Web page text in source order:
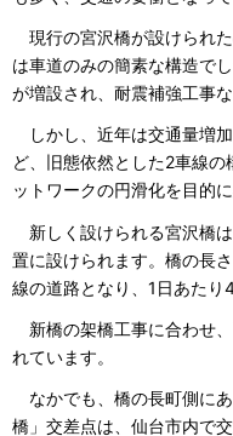
現行の宮沢橋が設けられ
は車道のみの簡素な構造で
が増設され、耐震補強工事
しかし、近年は交通量増
ど、旧態依然とした2車線
ットワークの円滑化を目的
新しく設けられる宮沢橋
置に設けられます。橋の長
線の道路となり、1日あたり
新橋の架橋工事に合わせ
れています。
なかでも、橋の長町側に
橋」交差点は、仙台市内で